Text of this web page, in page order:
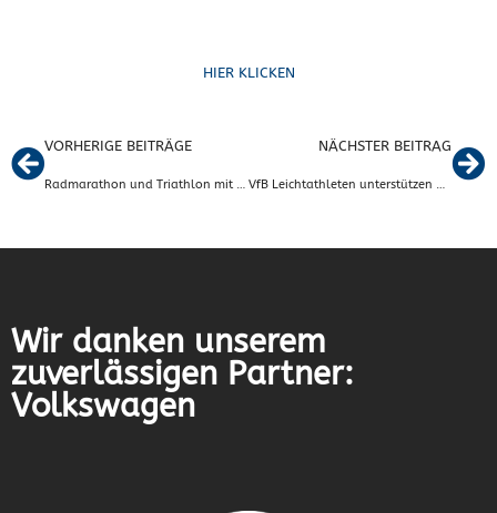
HIER KLICKEN
VORHERIGE BEITRÄGE
Radmarathon und Triathlon mit Beteiligung der Radsparte
NÄCHSTER BEITRAG
VfB Leichtathleten unterstützen den NCT-Lauf (Nationalen Centrum für Tumorerkrankungen) 2023
Wir danken unserem
zuverlässigen Partner:
Volkswagen